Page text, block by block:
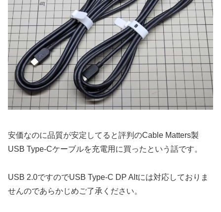
安価なのに品質が安定してると評判の‎Cable Matters製
USB Type-Cケーブルを充電用に買ったという話です。
USB 2.0ですのでUSB Type-C DP Altには対応しておりま
せんのであらかじめご了承ください。